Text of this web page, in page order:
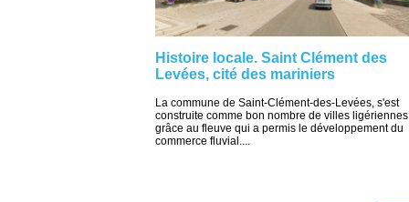
Histoire locale. Saint Clément des
Levées, cité des mariniers
La commune de Saint-Clément-des-Levées, s'est
construite comme bon nombre de villes ligériennes
grâce au fleuve qui a permis le développement du
commerce fluvial....